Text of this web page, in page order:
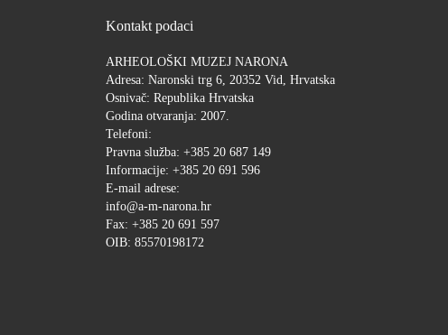
Kontakt podaci
ARHEOLOŠKI MUZEJ NARONA
Adresa: Naronski trg 6, 20352 Vid, Hrvatska
Osnivač: Republika Hrvatska
Godina otvaranja: 2007.
Telefoni:
Pravna služba: +385 20 687 149
Informacije: +385 20 691 596
E-mail adrese:
info@a-m-narona.hr
Fax: +385 20 691 597
OIB: 85570198172